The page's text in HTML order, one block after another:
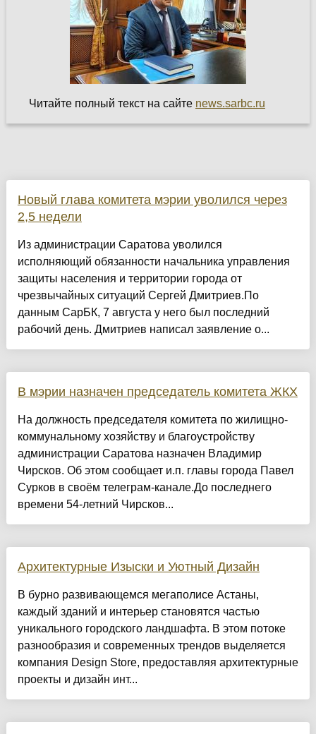
Читайте полный текст на сайте news.sarbc.ru
Новый глава комитета мэрии уволился через
2,5 недели
Из администрации Саратова уволился
исполняющий обязанности начальника управления
защиты населения и территории города от
чрезвычайных ситуаций Сергей Дмитриев.По
данным СарБК, 7 августа у него был последний
рабочий день. Дмитриев написал заявление о...
В мэрии назначен председатель комитета ЖКХ
На должность председателя комитета по жилищно-
коммунальному хозяйству и благоустройству
администрации Саратова назначен Владимир
Чирсков. Об этом сообщает и.п. главы города Павел
Сурков в своём телеграм-канале.До последнего
времени 54-летний Чирсков...
Архитектурные Изыски и Уютный Дизайн
​В бурно развивающемся мегаполисе Астаны,
каждый зданий и интерьер становятся частью
уникального городского ландшафта. В этом потоке
разнообразия и современных трендов выделяется
компания Design Store, предоставляя архитектурные
проекты и дизайн инт...